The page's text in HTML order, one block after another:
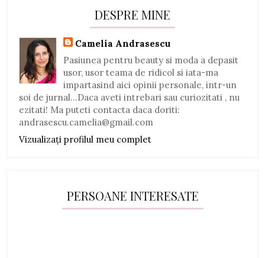
DESPRE MINE
Camelia Andrasescu
Pasiunea pentru beauty si moda a depasit
usor, usor teama de ridicol si iata-ma
impartasind aici opinii personale, intr-un
soi de jurnal...Daca aveti intrebari sau curiozitati , nu
ezitati! Ma puteti contacta daca doriti:
andrasescu.camelia@gmail.com
Vizualizați profilul meu complet
PERSOANE INTERESATE